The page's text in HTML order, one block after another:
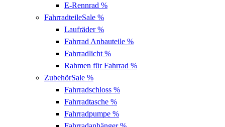
E-Rennrad %
FahrradteileSale %
Laufräder%
Fahrrad Anbauteile %
Fahrradlicht %
Rahmen für Fahrrad %
ZubehörSale %
Fahrradschloss %
Fahrradtasche %
Fahrradpumpe %